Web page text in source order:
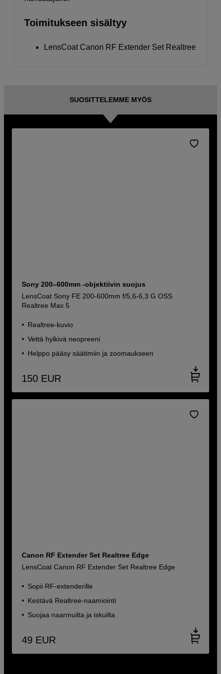
Toimitukseen sisältyy
LensCoat Canon RF Extender Set Realtree
SUOSITTELEMME MYÖS
Sony 200–600mm -objektiivin suojus
LensCoat Sony FE 200-600mm f/5,6-6,3 G OSS
Realtree Max 5
Realtree-kuvio
Vettä hylkivä neopreeni
Helppo pääsy säätimiin ja zoomaukseen
150 EUR
Canon RF Extender Set Realtree Edge
LensCoat Canon RF Extender Set Realtree Edge
Sopii RF-extenderille
Kestävä Realtree-naamiointi
Suojaa naarmuilta ja iskuilta
49 EUR